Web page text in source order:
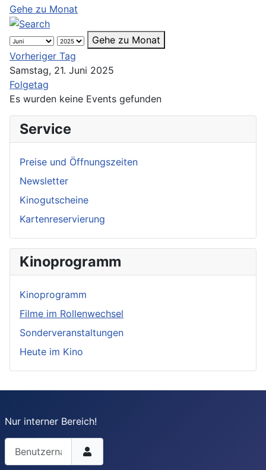
Gehe zu Monat
Gehe zu Monat
Vorheriger Tag
Samstag, 21. Juni 2025
Folgetag
Es wurden keine Events gefunden
Service
Preise und Öffnungszeiten
Newsletter
Kinogutscheine
Kartenreservierung
Kinoprogramm
Kinoprogramm
Filme im Rollenwechsel
Sonderveranstaltungen
Heute im Kino
Nur interner Bereich!